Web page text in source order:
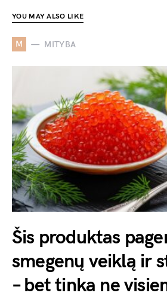
YOU MAY ALSO LIKE
M MITYBA
Šis produktas
smegenų veiklą ir
– bet tinka ne